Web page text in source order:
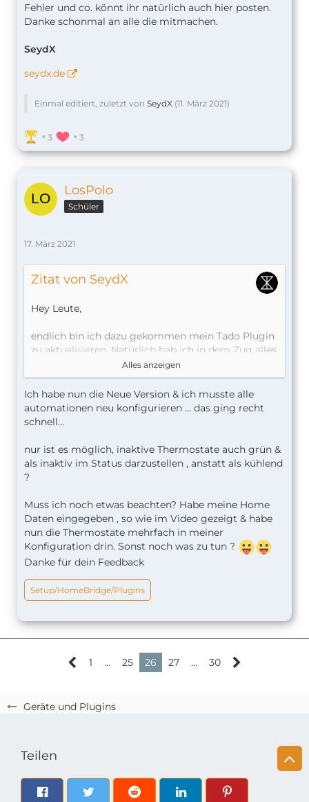
Geräte und Plugins
Fehler und co. könnt ihr natürlich auch hier posten.
Danke schonmal an alle die mitmachen.
SeydX
seydx.de
Einmal editiert, zuletzt von SeydX (11. März 2021)
3 3
LosPolo
Schüler
17. März 2021
Zitat von SeydX
Hey Leute,
endlich bin ich dazu gekommen mein Tado Plugin
zu aktualisieren. Natürlich hab ich in dem Zug alles
neu geschrieben und gerüstet für die Zukunft
Auch habe ich seeeehr viel gefixt und vieeeel neues
hinzugefügt. Vorallem Config UI X Nutzer werden
richtig profitieren.
V6.0.0 Changelog
Ich habe nun die Beta Version veröffentlicht. Für
alle die interessiert sind, können ja mal bei Github
vorbeischauen. Da habe ich genau beschrieben wie
ihr die Beta Version installieren könnt, wo ihr die
neue config.json findet etc etc
https://github.com/SeydX/homebridge-tado-
platform/issues/48
Fehler und co. könnt ihr natürlich auch hier posten.
Danke schonmal an alle die mitmachen.
Alles anzeigen
Ich habe nun die Neue Version & ich musste alle
automationen neu konfigurieren ... das ging recht
schnell...
nur ist es möglich, inaktive Thermostate auch grün &
als inaktiv im Status darzustellen , anstatt als kühlend
?
Muss ich noch etwas beachten? Habe meine Home
Daten eingegeben , so wie im Video gezeigt & habe
nun die Thermostate mehrfach in meiner
Konfiguration drin. Sonst noch was zu tun ?
Danke für dein Feedback
Setup/HomeBridge/Plugins
1 … 25 26 27 … 30
Teilen